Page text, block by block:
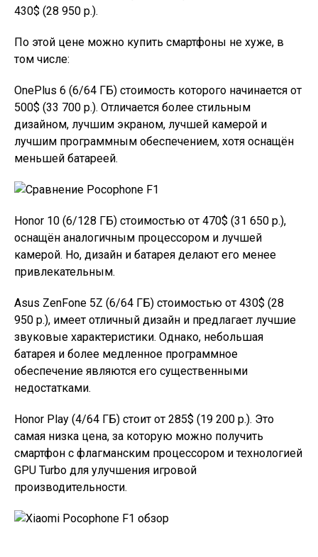
430$ (28 950 р.).
По этой цене можно купить смартфоны не хуже, в
том числе:
OnePlus 6 (6/64 ГБ) стоимость которого начинается от
500$ (33 700 р.). Отличается более стильным
дизайном, лучшим экраном, лучшей камерой и
лучшим программным обеспечением, хотя оснащён
меньшей батареей.
Honor 10 (6/128 ГБ) стоимостью от 470$ (31 650 р.),
оснащён аналогичным процессором и лучшей
камерой. Но, дизайн и батарея делают его менее
привлекательным.
Asus ZenFone 5Z (6/64 ГБ) стоимостью от 430$ (28
950 р.), имеет отличный дизайн и предлагает лучшие
звуковые характеристики. Однако, небольшая
батарея и более медленное программное
обеспечение являются его существенными
недостатками.
Honor Play (4/64 ГБ) стоит от 285$ (19 200 р.). Это
самая низка цена, за которую можно получить
смартфон с флагманским процессором и технологией
GPU Turbo для улучшения игровой
производительности.